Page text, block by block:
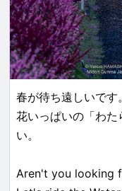
春が待ち遠しいです。
花いっぱいの「わた
い。
Aren't you looking